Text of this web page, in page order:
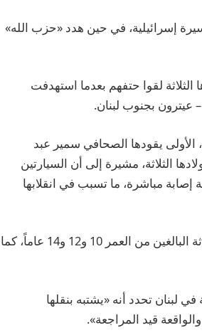
مسيرة إسرائيلية، في حين هدد «حزب الله»
الثلاثة لقوا حتفهم بعدما استهدفت
عيترون بجنوب لبنان.
الأولى يقودها الصحافي سمير عبد
الثلاثة، مشيرة إلى أن السيارتين
إصابة مباشرة، ما تسبب في انقلابها
وذكرت أن القصف أدى إلى مقتل شقيقة الصحافي وأحفادها الثلاثة البالغين من العمر 10 و12 و14 عاماً، كما
لبنان تحدد أنه «يشتبه بنقلها
قيد المراجعة».